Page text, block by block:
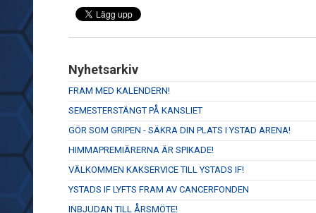
Nyhetsarkiv
FRAM MED KALENDERN!
SEMESTERSTÄNGT PÅ KANSLIET
GÖR SOM GRIPEN - SÄKRA DIN PLATS I YSTAD ARENA!
HIMMAPREMIÄRERNA ÄR SPIKADE!
VÄLKOMMEN KAKSERVICE TILL YSTADS IF!
YSTADS IF LYFTS FRAM AV CANCERFONDEN
INBJUDAN TILL ÅRSMÖTE!